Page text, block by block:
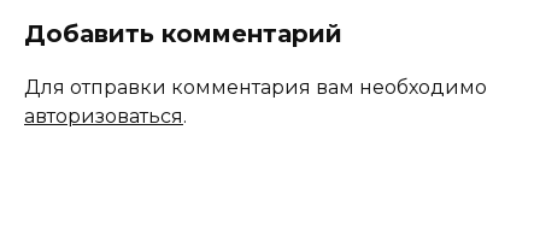
Добавить комментарий
Для отправки комментария вам необходимо
авторизоваться.